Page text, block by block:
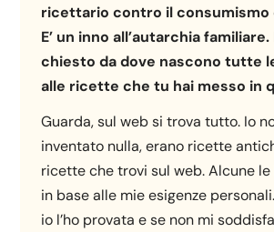
ricettario contro il consumismo
E’ un inno all’autarchia familiare.
chiesto da dove nascono tutte
alle ricette che tu hai messo in
Guarda, sul web si trova tutto. Io
inventato nulla, erano ricette
ricette che trovi sul web. Alcune
in base alle mie esigenze
io l’ho provata e se non mi